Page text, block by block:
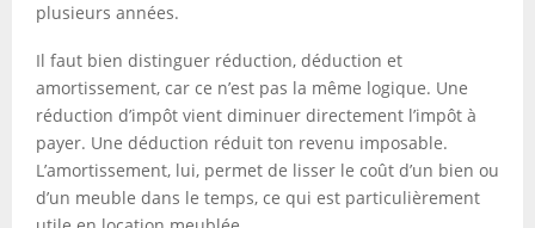
plusieurs années.
Il faut bien distinguer réduction, déduction et
amortissement, car ce n’est pas la même logique. Une
réduction d’impôt vient diminuer directement l’impôt à
payer. Une déduction réduit ton revenu imposable.
L’amortissement, lui, permet de lisser le coût d’un bien ou
d’un meuble dans le temps, ce qui est particulièrement